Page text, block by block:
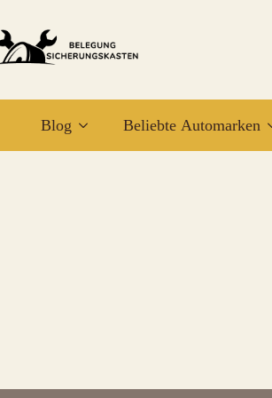
Blog Beliebte Automarken